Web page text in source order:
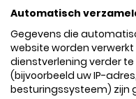
Automatisch
Gegevens die
website worden
dienstverlening verder
(bijvoorbeeld uw IP-
besturingssysteem) zijn